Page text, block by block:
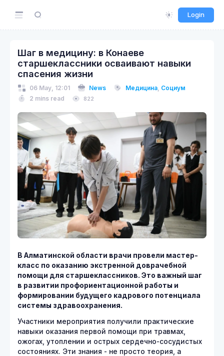
Login
Шаг в медицину: в Конаеве
старшеклассники осваивают навыки
спасения жизни
06 May, 12:01 News Медицина, Социум
2 mins read
822
В Алматинской области врачи провели мастер-
класс по оказанию экстренной доврачебной
помощи для старшеклассников. Это важный шаг
в развитии профориентационной работы и
формировании будущего кадрового потенциала
системы здравоохранения.
Участники мероприятия получили практические
навыки оказания первой помощи при травмах,
ожогах, утоплении и острых сердечно-сосудистых
состояниях. Эти знания - не просто теория, а